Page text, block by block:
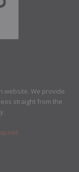
website. We provide
straight from the